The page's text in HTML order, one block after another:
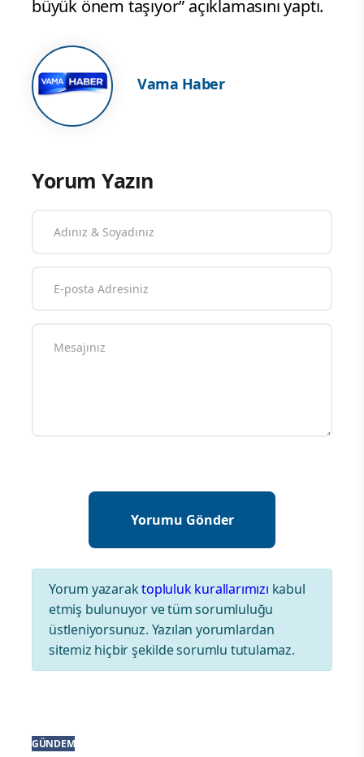
büyük önem taşıyor” açıklamasını yaptı.
Vama Haber
Yorum Yazın
Yorum yazaraktopluluk kurallarımızı kabul
etmiş bulunuyor ve tüm sorumluluğu
üstleniyorsunuz. Yazılan yorumlardan
sitemiz hiçbir şekilde sorumlu tutulamaz.
GÜNDEM